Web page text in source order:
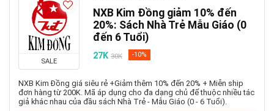
SALE
NXB Kim Đồng giảm 10% đến
20%: Sách Nhà Trẻ Mẫu Giáo (0
đến 6 Tuổi)
27K 30K -10%
NXB Kim Đồng giá siêu rẻ +Giảm thêm 10% đến 20% + Miễn ship
đơn hàng từ 200K. Mã áp dụng cho đa dạng chủ để thuộc nhiều tác
giả khác nhau của đầu sách Nhà Trẻ - Mẫu Giáo (0 - 6 Tuổi).